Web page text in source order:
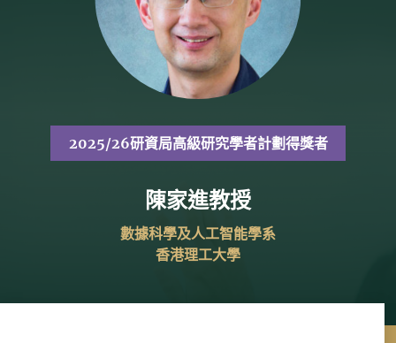
2025/26研資局高級研究學者計劃得獎者
陳家進教授
數據科學及人工智能學系
香港理工大學